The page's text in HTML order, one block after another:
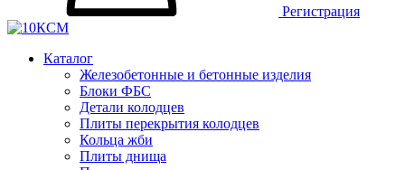
Регистрация
Каталог
Железобетонные и бетонные изделия
Блоки ФБС
Детали колодцев
Плиты перекрытия колодцев
Кольца жби
Плиты днища